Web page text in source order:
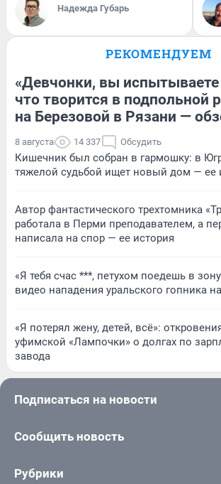
Надежда Губарь
РЕКОМЕНДУЕМ
«Девчонки, вы испытываете
что творится в подпольной
на Березовой в Рязани —
8 августа 14 337 Обсудить
Кишечник был собран в гармошку: в
тяжелой судьбой ищет новый дом — ее
Автор фантастического трехтомника
работала в Перми преподавателем, а
написала на спор — ее история
«Я тебя счас ***, петухом поедешь в
видео нападения уральского гопника
«Я потерял жену, детей, всё»:
уфимской «Лампочки» о долгах по
завода
Подписаться на новости
Сообщить новость
Рубрики